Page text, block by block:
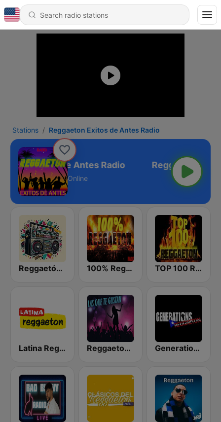
Stations Reggaeton Exitos de Antes Radio
Exitos de Antes Radio
Online
Reggaetón Clásicos 100% Reggaeton Radio TOP 100 Reggaeton Exitos del Momento Radio
Latina Reggaeton Reggaeton Exitos de Hoy Generations Reggaeton